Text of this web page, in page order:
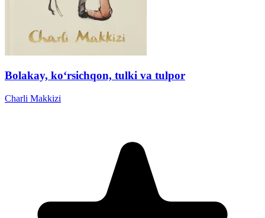
Bolakay, ko‘rsichqon, tulki va tulpor
Charli Makkizi